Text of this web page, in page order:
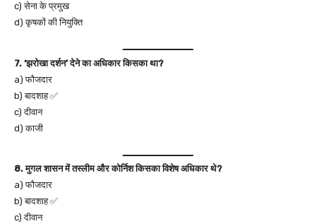
c) सेना के प्रमुख
d) कृषकों की नियुक्ति
7. ‘झरोखा दर्शन’ देने का अधिकार किसका था?
a) फौजदार
b) बादशाह ✅
c) दीवान
d) काजी
8. मुगल शासन में तस्लीम और कोर्निश किसका विशेष अधिकार थे?
a) फौजदार
b) बादशाह ✅
c) दीवान